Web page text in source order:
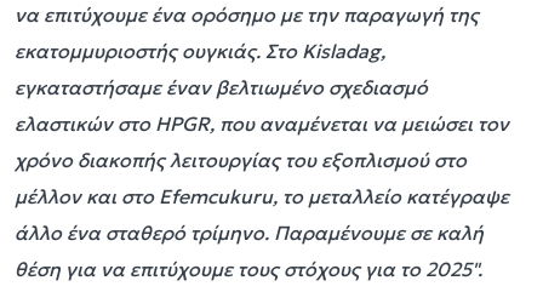
να επιτύχουμε ένα ορόσημο με την παραγωγή της
εκατομμυριοστής ουγκιάς. Στο Kisladag,
εγκαταστήσαμε έναν βελτιωμένο σχεδιασμό
ελαστικών στο HPGR, που αναμένεται να μειώσει τον
χρόνο διακοπής λειτουργίας του εξοπλισμού στο
μέλλον και στο Efemcukuru, το μεταλλείο κατέγραψε
άλλο ένα σταθερό τρίμηνο. Παραμένουμε σε καλή
θέση για να επιτύχουμε τους στόχους για το 2025".